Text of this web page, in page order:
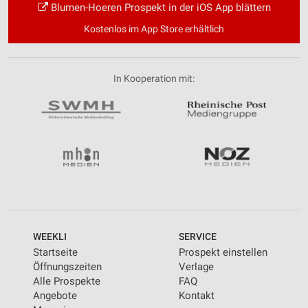
Blumen-Hoeren Prospekt in der iOS App blättern
Kostenlos im App Store erhältlich
In Kooperation mit:
WEEKLI
Startseite
Öffnungszeiten
Alle Prospekte
Angebote
SERVICE
Prospekt einstellen
Verlage
FAQ
Kontakt